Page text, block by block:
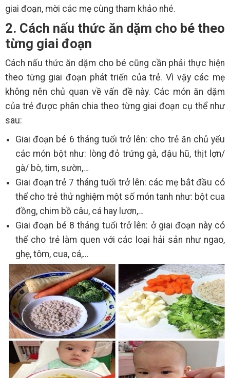
giai đoạn, mời các mẹ cùng tham khảo nhé.
2. Cách nấu thức ăn dặm cho bé theo
từng giai đoạn
Cách nấu thức ăn dặm cho bé cũng cần phải thực hiện
theo từng giai đoạn phát triển của trẻ. Vì vậy các mẹ
không nên chủ quan về vấn đề này. Các món ăn dặm
của trẻ được phân chia theo từng giai đoạn cụ thể như
sau:
Giai đoạn bé 6 tháng tuổi trở lên: cho trẻ ăn chủ yếu
các món bột như: lòng đỏ trứng gà, đậu hũ, thịt lợn/
gà/ bò, tim, sườn,…
Giai đoạn trẻ 7 tháng tuổi trở lên: các mẹ bắt đầu có
thể cho trẻ thử nghiệm một số món tanh như: bột cua
đồng, chim bồ câu, cá hay lươn,…
Giai đoạn bé 8 tháng tuổi trở lên: ở giai đoạn này có
thể cho trẻ làm quen với các loại hải sản như ngao,
ghẹ, tôm, cua, cá,…